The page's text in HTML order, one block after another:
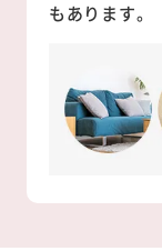
もあります。